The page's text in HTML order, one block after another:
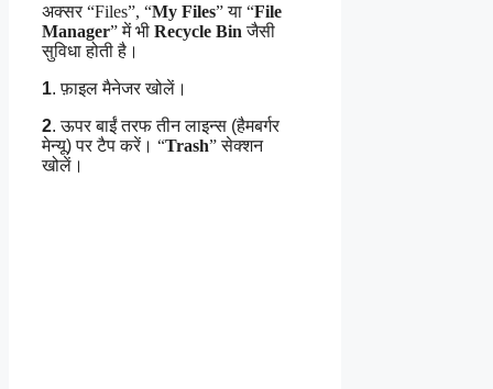
अक्सर “Files”, “My Files” या “File
Manager” में भी Recycle Bin जैसी
सुविधा होती है।
1. फ़ाइल मैनेजर खोलें।
2. ऊपर बाईं तरफ तीन लाइन्स (हैमबर्गर
मेन्यू) पर टैप करें। “Trash” सेक्शन
खोलें।